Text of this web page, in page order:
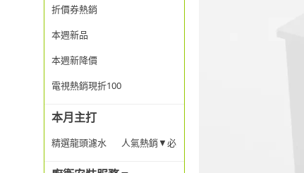
折價券熱銷
本週新品
本週新降價
電視熱銷現折100
本月主打
精選龍頭濾水▼6折up人氣熱銷▼必買清單